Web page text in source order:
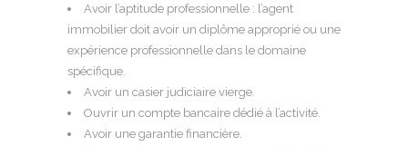
Avoir l’aptitude professionnelle : l’agent
immobilier doit avoir un diplôme approprié ou une
expérience professionnelle dans le domaine
spécifique.
Avoir un casier judiciaire vierge.
Ouvrir un compte bancaire dédié à l’activité.
Avoir une garantie financière.